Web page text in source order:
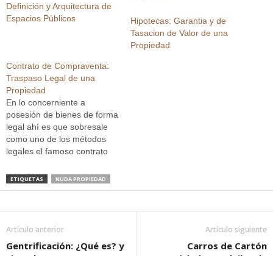
Definición y Arquitectura de
Espacios Públicos
Hipotecas: Garantia y de
Tasacion de Valor de una
Propiedad
Contrato de Compraventa:
Traspaso Legal de una
Propiedad
En lo concerniente a
posesión de bienes de forma
legal ahí es que sobresale
como uno de los métodos
legales el famoso contrato
considerado como el estilo
de un dueño a otro de una
propiedad.…
ETIQUETAS NUDA PROPIEDAD
Artículo anterior
Gentrificación: ¿Qué es? y
Artículo siguiente
Carros de Cartón